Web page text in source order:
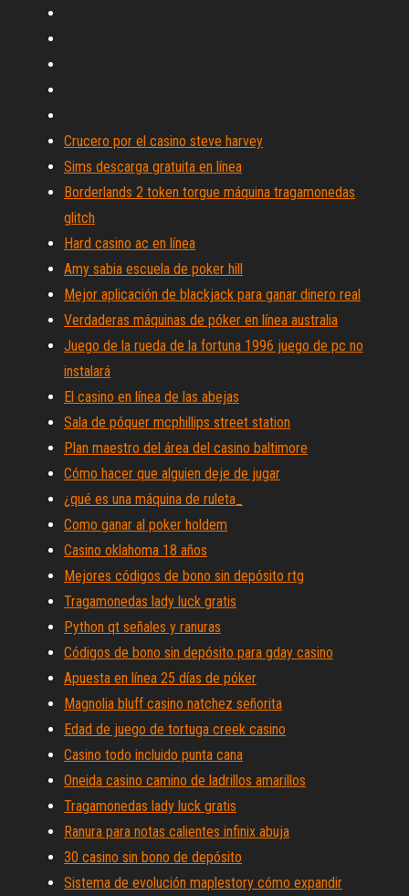
Crucero por el casino steve harvey
Sims descarga gratuita en línea
Borderlands 2 token torgue máquina tragamonedas
glitch
Hard casino ac en línea
Amy sabia escuela de poker hill
Mejor aplicación de blackjack para ganar dinero real
Verdaderas máquinas de póker en línea australia
Juego de la rueda de la fortuna 1996 juego de pc no
instalará
El casino en línea de las abejas
Sala de póquer mcphillips street station
Plan maestro del área del casino baltimore
Cómo hacer que alguien deje de jugar
¿qué es una máquina de ruleta_
Como ganar al poker holdem
Casino oklahoma 18 años
Mejores códigos de bono sin depósito rtg
Tragamonedas lady luck gratis
Python qt señales y ranuras
Códigos de bono sin depósito para gday casino
Apuesta en línea 25 días de póker
Magnolia bluff casino natchez señorita
Edad de juego de tortuga creek casino
Casino todo incluido punta cana
Oneida casino camino de ladrillos amarillos
Tragamonedas lady luck gratis
Ranura para notas calientes infinix abuja
30 casino sin bono de depósito
Sistema de evolución maplestory cómo expandir